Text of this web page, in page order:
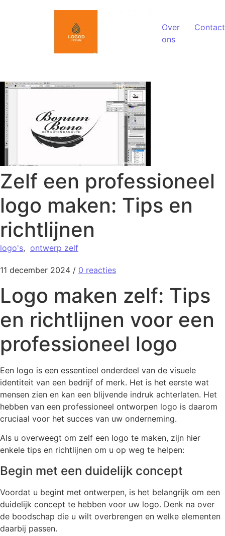
Over
ons
Contact
Zelf een professioneel
logo maken: Tips en
richtlijnen
logo's, ontwerp zelf
11 december 2024 / 0 reacties
Logo maken zelf: Tips
en richtlijnen voor een
professioneel logo
Een logo is een essentieel onderdeel van de visuele
identiteit van een bedrijf of merk. Het is het eerste wat
mensen zien en kan een blijvende indruk achterlaten. Het
hebben van een professioneel ontworpen logo is daarom
cruciaal voor het succes van uw onderneming.
Als u overweegt om zelf een logo te maken, zijn hier
enkele tips en richtlijnen om u op weg te helpen:
Begin met een duidelijk concept
Voordat u begint met ontwerpen, is het belangrijk om een
duidelijk concept te hebben voor uw logo. Denk na over
de boodschap die u wilt overbrengen en welke elementen
daarbij passen.